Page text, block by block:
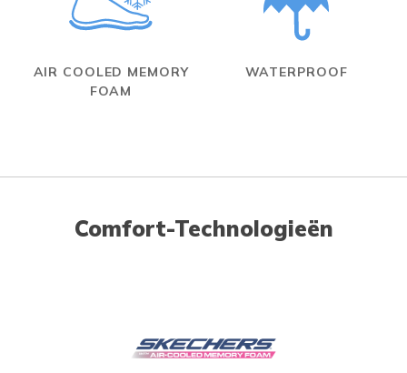
AIR COOLED MEMORY
FOAM
WATERPROOF
Comfort-Technologieën